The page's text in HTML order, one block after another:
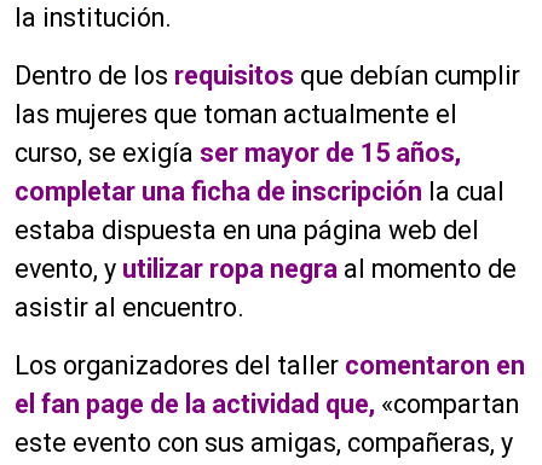
la institución.
Dentro de los requisitos que debían cumplir
las mujeres que toman actualmente el
curso, se exigía ser mayor de 15 años,
completar una ficha de inscripción la cual
estaba dispuesta en una página web del
evento, y utilizar ropa negra al momento de
asistir al encuentro.
Los organizadores del taller comentaron en
el fan page de la actividad que, «compartan
este evento con sus amigas, compañeras, y